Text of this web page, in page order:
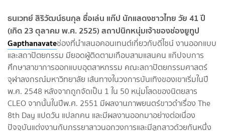
ธนเวทย์ สิริวัฒน์ธนกุล ชื่อเล่น แก๊ป นักแสดงชาวไทย วัย 41 ปี
(เกิด 23 ตุลาคม พ.ศ. 2525) สถาปนิกหนุ่มเจ้าของช่องยูทูป
Gapthanavateช่องที่นำเสนอคอนเทนต์เกี่ยวกับดีไซน์ งานออกแบบ
และสถาปัตยกรรม มียอดผู้ติดตามเกือบสามแสนคน แก๊ปจบการ
ศึกษาสาขาการออกแบบอุตสาหกรรม คณะสถาปัตยกรรมศาสตร์
จุฬาลงกรณ์มหาวิทยาลัย เส้นทางในวงการบันเทิงของเขาเริ่มในปี
พ.ศ. 2548 หลังจากถูกจัดเป็น 1 ใน 50 หนุ่มโสดของนิตยสาร
CLEO จากนั้นในปีพ.ศ. 2551 มีผลงานภาพยนตร์ขาวดำเรื่อง The
8th Day แปดวัน แปลกคน และมีผลงานออกมาอย่างต่อเนื่อง
ปัจจุบันแต่งงานกับภรรยาสาวนอกวงการและมีลูกสาวด้วยกันหนึ่ง